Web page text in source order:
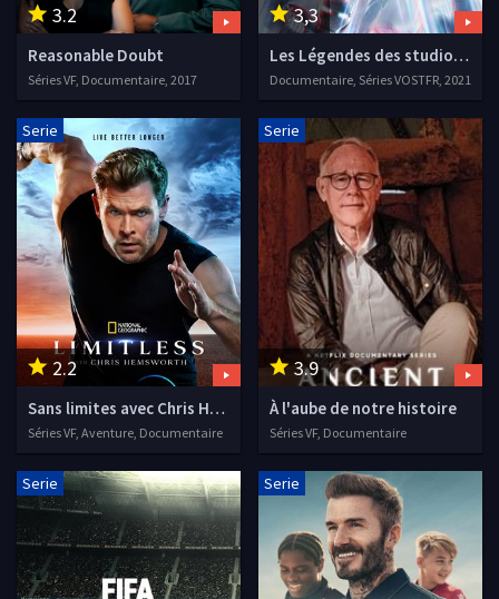
3.2
Reasonable Doubt
Séries VF, Documentaire, 2017
3,3
Les Légendes des studios Marvel
Documentaire, Séries VOSTFR, 2021
2.2
Serie
Sans limites avec Chris Hemsworth
Séries VF, Aventure, Documentaire
3.9
Serie
À l'aube de notre histoire
Séries VF, Documentaire
Serie Serie